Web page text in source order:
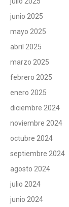
junio 2025
mayo 2025
abril 2025
marzo 2025
febrero 2025
enero 2025
diciembre 2024
noviembre 2024
octubre 2024
septiembre 2024
agosto 2024
julio 2024
junio 2024